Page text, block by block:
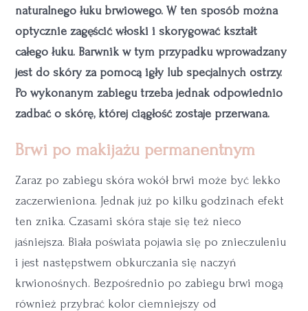
naturalnego łuku brwiowego. W ten sposób można
optycznie zagęścić włoski i skorygować kształt
całego łuku. Barwnik w tym przypadku wprowadzany
jest do skóry za pomocą igły lub specjalnych ostrzy.
Po wykonanym zabiegu trzeba jednak odpowiednio
zadbać o skórę, której ciągłość zostaje przerwana.
Brwi po makijażu permanentnym
Zaraz po zabiegu skóra wokół brwi może być lekko
zaczerwieniona. Jednak już po kilku godzinach efekt
ten znika. Czasami skóra staje się też nieco
jaśniejsza. Biała poświata pojawia się po znieczuleniu
i jest następstwem obkurczania się naczyń
krwionośnych. Bezpośrednio po zabiegu brwi mogą
również przybrać kolor ciemniejszy od